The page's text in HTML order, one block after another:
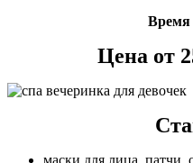
Время
Цена от